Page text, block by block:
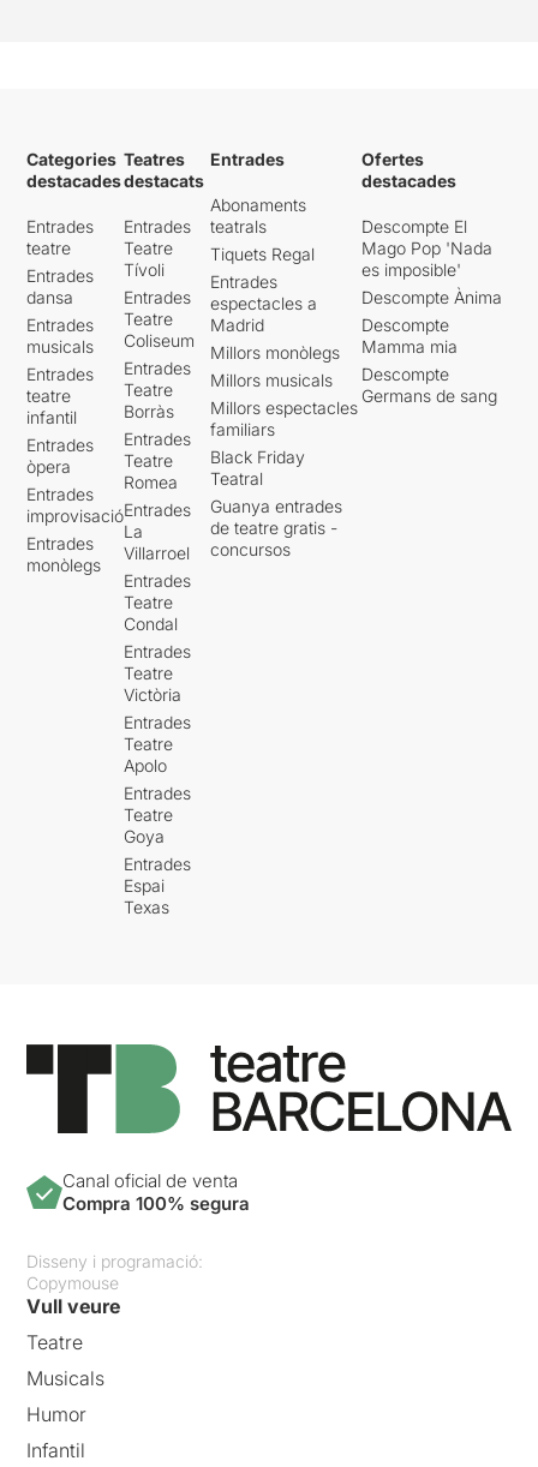
Categories
destacades
Entrades
teatre
Entrades
dansa
Entrades
musicals
Entrades
teatre
infantil
Entrades
òpera
Entrades
improvisació
Entrades
monòlegs
Teatres
destacats
Entrades
Teatre
Tívoli
Entrades
Teatre
Coliseum
Entrades
Teatre
Borràs
Entrades
Teatre
Romea
Entrades
La
Villarroel
Entrades
Teatre
Condal
Entrades
Teatre
Victòria
Entrades
Teatre
Apolo
Entrades
Teatre
Goya
Entrades
Espai
Texas
Entrades
Abonaments
teatrals
Tiquets Regal
Entrades
espectacles a
Madrid
Millors monòlegs
Millors musicals
Millors espectacles
familiars
Black Friday
Teatral
Guanya entrades
de teatre gratis -
concursos
Ofertes
destacades
Descompte El
Mago Pop 'Nada
es imposible'
Descompte Ànima
Descompte
Mamma mia
Descompte
Germans de sang
Canal oficial de venta
Compra 100% segura
Disseny i programació:
Copymouse
Vull veure
Teatre
Musicals
Humor
Infantil